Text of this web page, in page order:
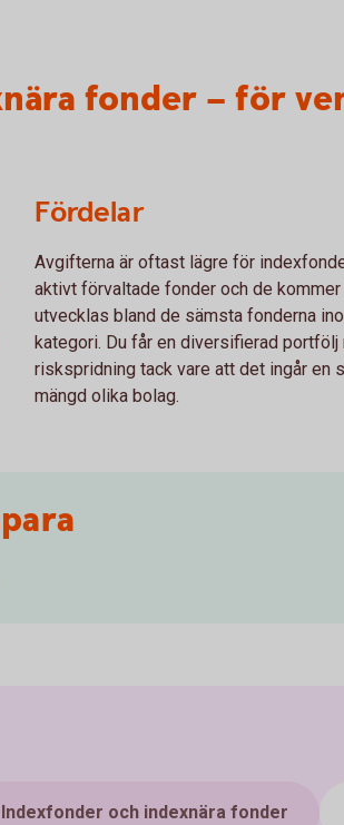
fonder – för
Fördelar
Avgifterna är oftast lägre för
aktivt förvaltade fonder och de
utvecklas bland de sämsta fonderna
kategori. Du får en diversifierad portfölj
riskspridning tack vare att det ingår en
mängd olika bolag.
Indexfonder och indexnära fonder